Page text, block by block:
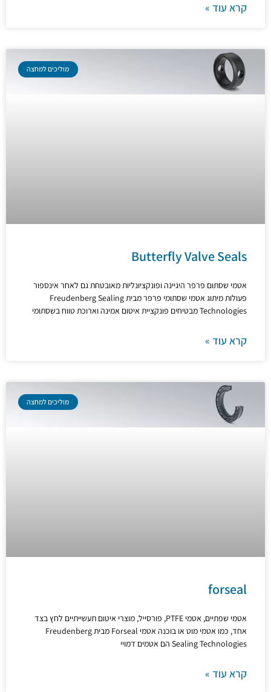
קרא עוד »
מוליכים למחצה
Butterfly Valve Seals
אטמי שסתום פרפר היגיינה ופונקציונליות מאובטחת גם לאחר אינספור
פעולות מיתוג אטמי שסתומי פרפר מבית Freudenberg Sealing
Technologies מבטיחים פונקציית איטום אמינה וארוכת טווח בשסתומי
קרא עוד »
מוליכים למחצה
forseal
אטמי שפתיים, אטמי PTFE, פורסייל, מוצרי איטום תעשייתיים לחץ בצד
אחד, כמו אטמי מוט או בוכנה אטמי Forseal מבית Freudenberg
Sealing Technologies הם אטמים דמויי
קרא עוד »